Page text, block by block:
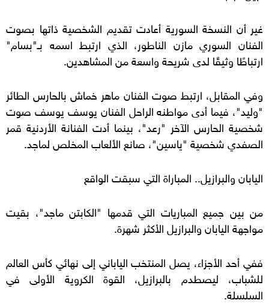
غير أن النسخة السورية أعادت تقديم الشخصية ذاتها بصوت
الفنان السوري مازن الناطور، الذي ارتبط اسمه بـ"بسام"
ارتباطًا وثيقًا لدى شريحة واسعة من المشاهدين.
وفي المقابل، ارتبط صوت الفنان ماهر خماش بالحارس الطائر
"وليد"، فيما أدى مواطنه الراحل الفنان يوسف يوسف صوت
شخصية الحارس الآخر "رعد"، بينما أدت الفنانة الأردنية قمر
الصفدي شخصية "ياسين"، صانع الألعاب المخلص لماجد.
اليابان والبرازيل.. المباراة التي سبقت الواقع
من بين جميع المباريات التي قدمها "الكابتن ماجد"، بقيت
مواجهة اليابان والبرازيل الأكثر شهرة.
ففي أحد الأجزاء، يصل المنتخب الياباني إلى نهائي كأس العالم
للشباب، ليصطدم بالبرازيل، القوة الكروية الأولى في
السلسلة.